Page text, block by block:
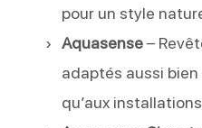
pour un style
Aquasense–
adaptés aussi
qu’aux